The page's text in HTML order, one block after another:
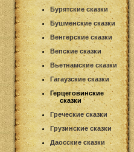
Бурятские сказки
Бушменские сказки
Венгерские сказки
Вепские сказки
Вьетнамские сказки
Гагаузские сказки
Герцеговинские
сказки
Греческие сказки
Грузинские сказки
Даосские сказки